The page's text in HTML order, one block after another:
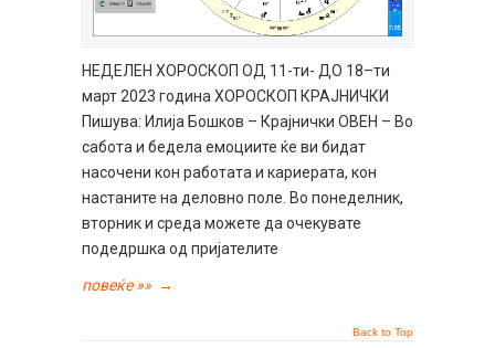
НЕДЕЛЕН ХОРОСКОП ОД 11-ти- ДО 18–ти
март 2023 година ХОРОСКОП КРАЈНИЧКИ
Пишува: Илија Бошков – Крајнички ОВЕН – Во
сабота и бедела емоциите ќе ви бидат
насочени кон работата и кариерата, кон
настаните на деловно поле. Во понеделник,
вторник и среда можете да очекувате
подедршка од пријателите
повеќе »» →
Back to Top